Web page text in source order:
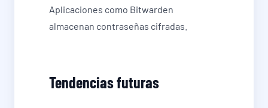
Aplicaciones como Bitwarden
almacenan contraseñas cifradas.
Tendencias futuras